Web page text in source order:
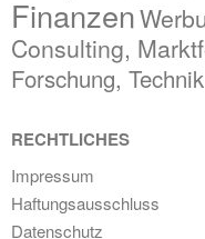
Finanzen
Consulting,
Forschung, Technik
RECHTLICHES
Impressum
Haftungsausschluss
Datenschutz